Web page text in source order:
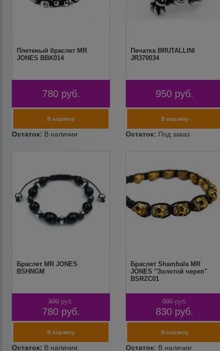
Плетеный браслет MR
JONES BBK014
780 руб.
Печатка BRUTALLINI
JR370034
950 руб.
Браслет MR JONES
BSHNGM
890 руб.
780 руб.
Браслет Shambala MR
JONES "Золотой череп"
BSRZC01
990 руб.
830 руб.